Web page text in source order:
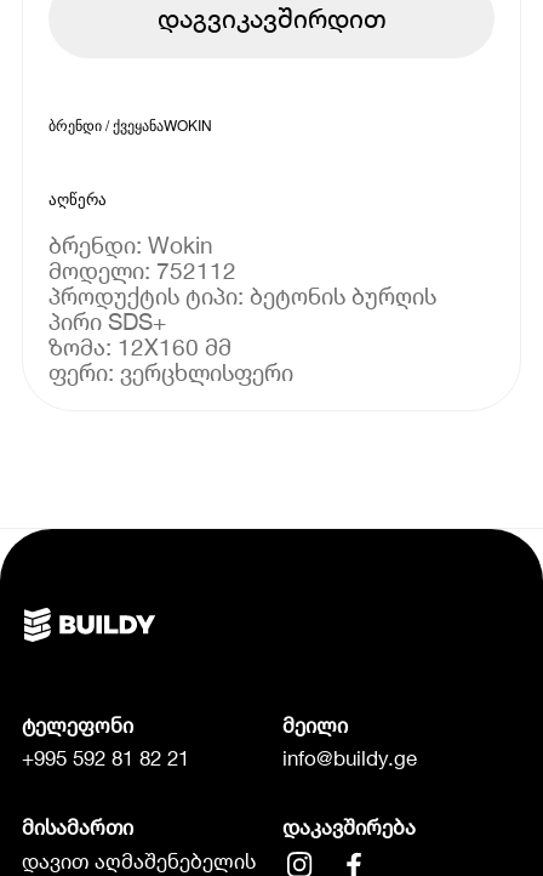
დაგვიკავშირდით
ბრენდი / ქვეყანაWOKIN
აღწერა
ბრენდი: Wokin
მოდელი: 752112
პროდუქტის ტიპი: ბეტონის ბურღის
პირი SDS+
ზომა: 12X160 მმ
ფერი: ვერცხლისფერი
ტელეფონი
+995 592 81 82 21
მეილი
info@buildy.ge
მისამართი
დავით აღმაშენებელის
დაკავშირება